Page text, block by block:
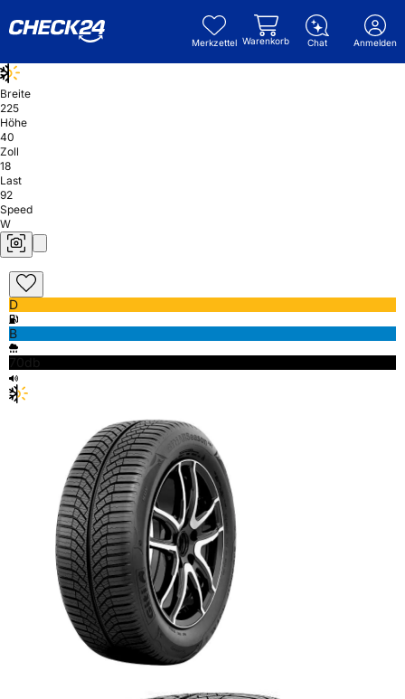
Merkzettel Warenkorb Chat Anmelden
Breite
225
Höhe
40
Zoll
18
Last
92
Speed
W
D
B
70db